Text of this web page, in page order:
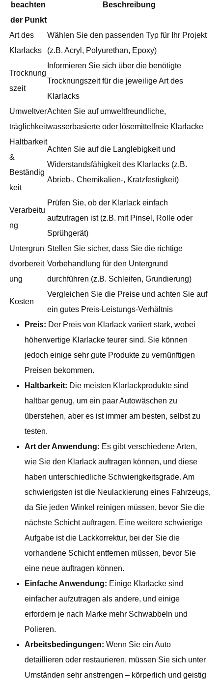
beachten
der Punkt
Beschreibung
Art des
Klarlacks
Wählen Sie den passenden Typ für Ihr Projekt
(z.B. Acryl, Polyurethan, Epoxy)
Trocknung
szeit
Informieren Sie sich über die benötigte
Trocknungszeit für die jeweilige Art des
Klarlacks
Umweltver
träglichkeit
Achten Sie auf umweltfreundliche,
wasserbasierte oder lösemittelfreie Klarlacke
Haltbarkeit
&
Beständig
keit
Achten Sie auf die Langlebigkeit und
Widerstandsfähigkeit des Klarlacks (z.B.
Abrieb-, Chemikalien-, Kratzfestigkeit)
Verarbeitu
ng
Prüfen Sie, ob der Klarlack einfach
aufzutragen ist (z.B. mit Pinsel, Rolle oder
Sprühgerät)
Untergrun
dvorbereit
ung
Stellen Sie sicher, dass Sie die richtige
Vorbehandlung für den Untergrund
durchführen (z.B. Schleifen, Grundierung)
Kosten
Vergleichen Sie die Preise und achten Sie auf
ein gutes Preis-Leistungs-Verhältnis
Preis: Der Preis von Klarlack variiert stark, wobei
höherwertige Klarlacke teurer sind. Sie können
jedoch einige sehr gute Produkte zu vernünftigen
Preisen bekommen.
Haltbarkeit: Die meisten Klarlackprodukte sind
haltbar genug, um ein paar Autowäschen zu
überstehen, aber es ist immer am besten, selbst zu
testen.
Art der Anwendung: Es gibt verschiedene Arten,
wie Sie den Klarlack auftragen können, und diese
haben unterschiedliche Schwierigkeitsgrade. Am
schwierigsten ist die Neulackierung eines Fahrzeugs,
da Sie jeden Winkel reinigen müssen, bevor Sie die
nächste Schicht auftragen. Eine weitere schwierige
Aufgabe ist die Lackkorrektur, bei der Sie die
vorhandene Schicht entfernen müssen, bevor Sie
eine neue auftragen können.
Einfache Anwendung: Einige Klarlacke sind
einfacher aufzutragen als andere, und einige
erfordern je nach Marke mehr Schwabbeln und
Polieren.
Arbeitsbedingungen: Wenn Sie ein Auto
detaillieren oder restaurieren, müssen Sie sich unter
Umständen sehr anstrengen – körperlich und geistig